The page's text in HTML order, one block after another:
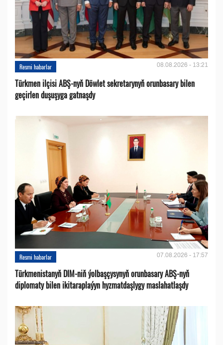
Resmi habarlar 08.08.2026 - 13:21
Türkmen ilçisi ABŞ-nyň Döwlet sekretarynyň orunbasary bilen
geçirlen duşuşyga gatnaşdy
Resmi habarlar 07.08.2026 - 17:57
Türkmenistanyň DIM-niň ýolbaşçysynyň orunbasary ABŞ-nyň
diplomaty bilen ikitaraplaýyn hyzmatdaşlygy maslahatlaşdy